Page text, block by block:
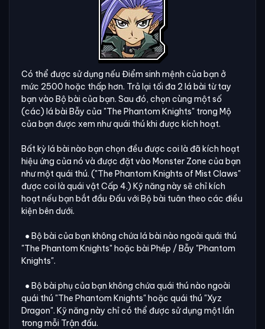
Có thể được sử dụng nếu Điểm sinh mệnh của bạn ở
mức 2500 hoặc thấp hơn. Trả lại tối đa 2 lá bài từ tay
bạn vào Bộ bài của bạn. Sau đó, chọn cùng một số
(các) lá bài Bẫy của "The Phantom Knights" trong Mộ
của bạn được xem như quái thú khi được kích hoạt.
Bất kỳ lá bài nào bạn chọn đều được coi là đã kích hoạt
hiệu ứng của nó và được đặt vào Monster Zone của bạn
như một quái thú. ("The Phantom Knights of Mist Claws"
được coi là quái vật Cấp 4.) Kỹ năng này sẽ chỉ kích
hoạt nếu bạn bắt đầu Đấu với Bộ bài tuân theo các điều
kiện bên dưới.
● Bộ bài của bạn không chứa lá bài nào ngoài quái thú
"The Phantom Knights" hoặc bài Phép / Bẫy "Phantom
Knights".
● Bộ bài phụ của bạn không chứa quái thú nào ngoài
quái thú "The Phantom Knights" hoặc quái thú "Xyz
Dragon". Kỹ năng này chỉ có thể được sử dụng một lần
trong mỗi Trận đấu.